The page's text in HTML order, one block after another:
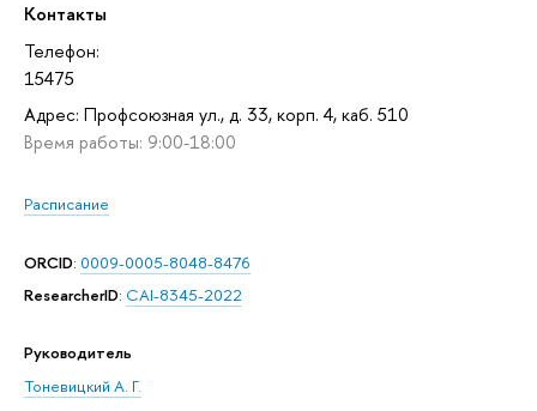
Контакты
Телефон:
15475
Адрес: Профсоюзная ул., д. 33, корп. 4, каб. 510
Время работы: 9:00-18:00
Расписание
ORCID: 0009-0005-8048-8476
ResearcherID: CAI-8345-2022
Руководитель
Тоневицкий А. Г.